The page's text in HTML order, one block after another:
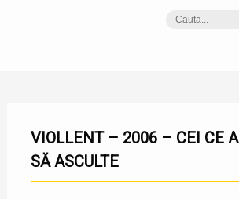
VIOLLENT – 2006 – CEI CE AU URECHI
SĂ ASCULTE